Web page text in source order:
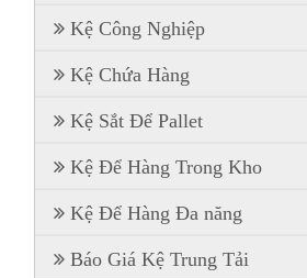
Kệ Công Nghiệp
Kệ Chứa Hàng
Kệ Sắt Để Pallet
Kệ Để Hàng Trong Kho
Kệ Để Hàng Đa năng
Báo Giá Kệ Trung Tải